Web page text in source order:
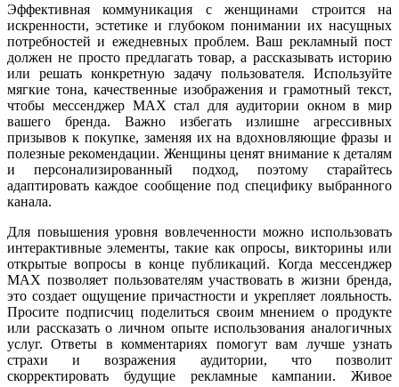
Эффективная коммуникация с женщинами строится на
искренности, эстетике и глубоком понимании их насущных
потребностей и ежедневных проблем. Ваш рекламный пост
должен не просто предлагать товар, а рассказывать историю
или решать конкретную задачу пользователя. Используйте
мягкие тона, качественные изображения и грамотный текст,
чтобы мессенджер MAX стал для аудитории окном в мир
вашего бренда. Важно избегать излишне агрессивных
призывов к покупке, заменяя их на вдохновляющие фразы и
полезные рекомендации. Женщины ценят внимание к деталям
и персонализированный подход, поэтому старайтесь
адаптировать каждое сообщение под специфику выбранного
канала.
Для повышения уровня вовлеченности можно использовать
интерактивные элементы, такие как опросы, викторины или
открытые вопросы в конце публикаций. Когда мессенджер
MAX позволяет пользователям участвовать в жизни бренда,
это создает ощущение причастности и укрепляет лояльность.
Просите подписчиц поделиться своим мнением о продукте
или рассказать о личном опыте использования аналогичных
услуг. Ответы в комментариях помогут вам лучше узнать
страхи и возражения аудитории, что позволит
скорректировать будущие рекламные кампании. Живое